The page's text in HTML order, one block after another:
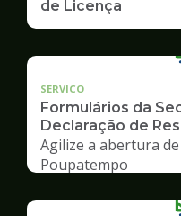
de Licença
SERVICO
Formulários da
Declaração de
Agilize a abertura
Poupatempo